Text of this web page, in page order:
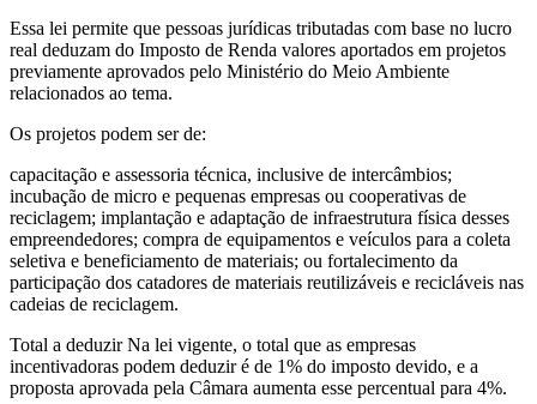
Essa lei permite que pessoas jurídicas tributadas com base no lucro
real deduzam do Imposto de Renda valores aportados em projetos
previamente aprovados pelo Ministério do Meio Ambiente
relacionados ao tema.
Os projetos podem ser de:
capacitação e assessoria técnica, inclusive de intercâmbios;
incubação de micro e pequenas empresas ou cooperativas de
reciclagem; implantação e adaptação de infraestrutura física desses
empreendedores; compra de equipamentos e veículos para a coleta
seletiva e beneficiamento de materiais; ou fortalecimento da
participação dos catadores de materiais reutilizáveis e recicláveis nas
cadeias de reciclagem.
Total a deduzir Na lei vigente, o total que as empresas
incentivadoras podem deduzir é de 1% do imposto devido, e a
proposta aprovada pela Câmara aumenta esse percentual para 4%.